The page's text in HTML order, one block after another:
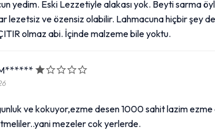
yedim. Eski Lezzetiyle alakası yok. Beyti sarma
lezetsiz ve özensiz olabilir. Lahmacuna hiçbir şey
olmaz abi. İçinde malzeme bile yoktu.
ve kokuyor,ezme desen 1000 sahit lazim
mezeler cok yerlerde.